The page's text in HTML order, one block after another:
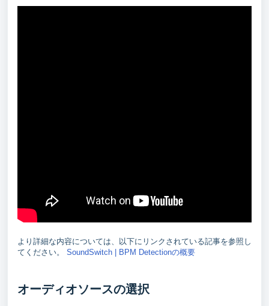
より詳細な内容については、以下にリンクされている記事を参照し
てください。 SoundSwitch | BPM Detectionの概要
オーディオソースの選択